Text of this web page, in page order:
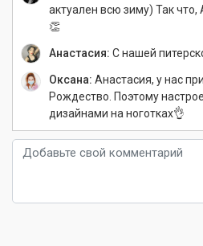
актуален всю зиму) Так что,
👏
Анастасия: С нашей
Оксана: Анастасия, у нас
Рождество. Поэтому
дизайнами на ноготках👌